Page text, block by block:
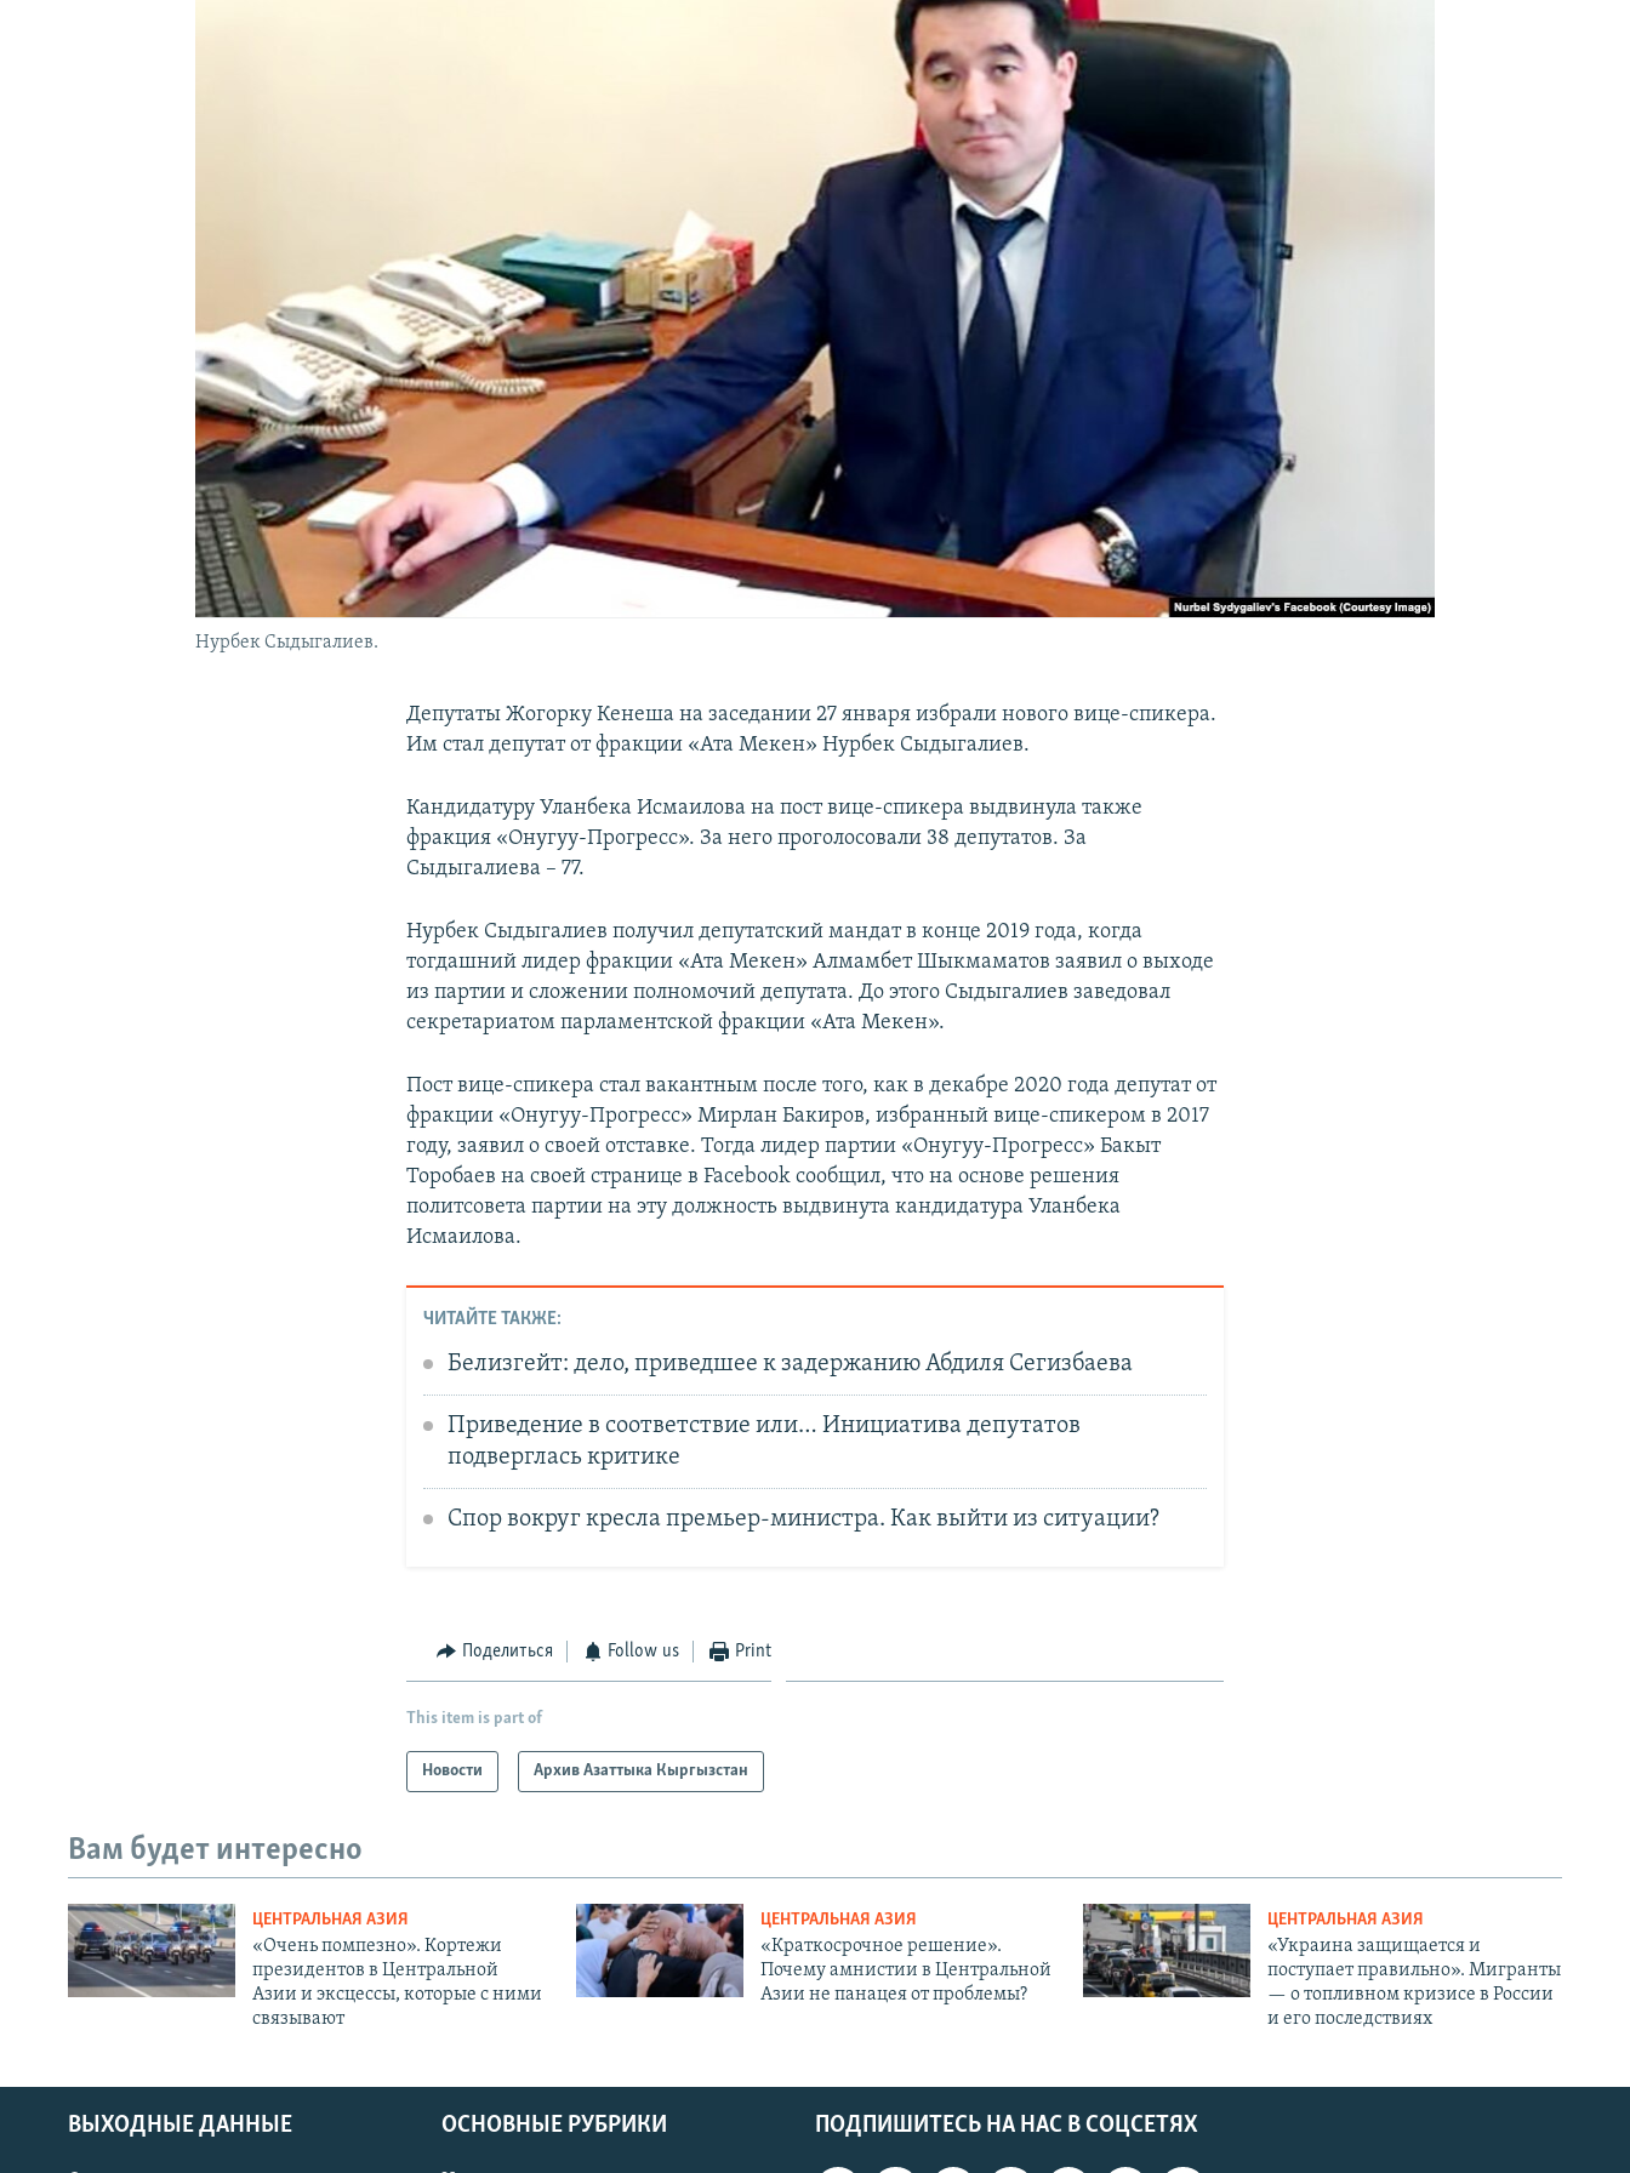
Нурбек Сыдыгалиев.
Депутаты Жогорку Кенеша на заседании 27 января избрали нового вице-спикера.
Им стал депутат от фракции «Ата Мекен» Нурбек Сыдыгалиев.
Кандидатуру Уланбека Исмаилова на пост вице-спикера выдвинула также
фракция «Онугуу-Прогресс». За него проголосовали 38 депутатов. За
Сыдыгалиева – 77.
Нурбек Сыдыгалиев получил депутатский мандат в конце 2019 года, когда
тогдашний лидер фракции «Ата Мекен» Алмамбет Шыкмаматов заявил о выходе
из партии и сложении полномочий депутата. До этого Сыдыгалиев заведовал
секретариатом парламентской фракции «Ата Мекен».
Пост вице-спикера стал вакантным после того, как в декабре 2020 года депутат от
фракции «Онугуу-Прогресс» Мирлан Бакиров, избранный вице-спикером в 2017
году, заявил о своей отставке. Тогда лидер партии «Онугуу-Прогресс» Бакыт
Торобаев на своей странице в Facebook сообщил, что на основе решения
политсовета партии на эту должность выдвинута кандидатура Уланбека
Исмаилова.
ЧИТАЙТЕ ТАКЖЕ:
Белизгейт: дело, приведшее к задержанию Абдиля Сегизбаева
Приведение в соответствие или… Инициатива депутатов
подверглась критике
Спор вокруг кресла премьер-министра. Как выйти из ситуации?
Поделиться Follow us Print
This item is part of
Новости Архив Азаттыка Кыргызстан
Вам будет интересно
ЦЕНТРАЛЬНАЯ АЗИЯ
«Очень помпезно». Кортежи
президентов в Центральной
Азии и эксцессы, которые с ними
связывают
ЦЕНТРАЛЬНАЯ АЗИЯ
«Краткосрочное решение».
Почему амнистии в Центральной
Азии не панацея от проблемы?
ЦЕНТРАЛЬНАЯ АЗИЯ
«Украина защищается и
поступает правильно». Мигранты
— о топливном кризисе в России
и его последствиях
ПОДПИШИТЕСЬ НА НАС В СОЦСЕТЯХ
ВЫХОДНЫЕ ДАННЫЕ ОСНОВНЫЕ РУБРИКИ